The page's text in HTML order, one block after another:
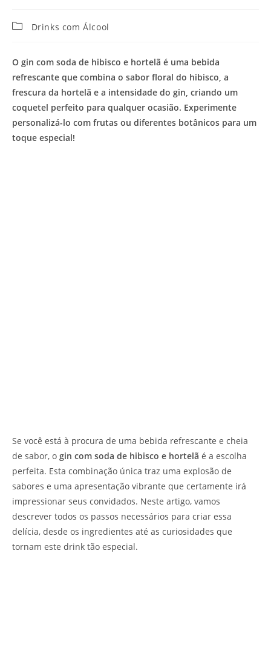
CategoriaDrinks com Álcool
O gin com soda de hibisco e hortelã é uma bebida
refrescante que combina o sabor floral do hibisco, a
frescura da hortelã e a intensidade do gin, criando um
coquetel perfeito para qualquer ocasião. Experimente
personalizá-lo com frutas ou diferentes botânicos para um
toque especial!
Se você está à procura de uma bebida refrescante e cheia
de sabor, o gin com soda de hibisco e hortelã é a escolha
perfeita. Esta combinação única traz uma explosão de
sabores e uma apresentação vibrante que certamente irá
impressionar seus convidados. Neste artigo, vamos
descrever todos os passos necessários para criar essa
delícia, desde os ingredientes até as curiosidades que
tornam este drink tão especial.